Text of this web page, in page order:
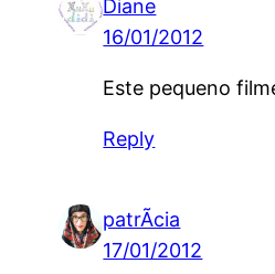
Diane
16/01/2012
Este pequeno
Reply
patrÃ­cia
17/01/2012